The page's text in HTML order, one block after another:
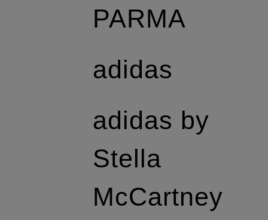
PARMA
adidas
adidas by
Stella
McCartney